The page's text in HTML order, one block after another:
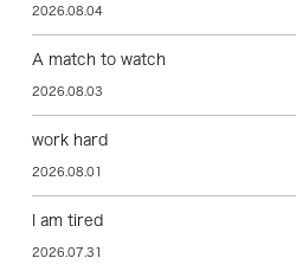
2026.08.04
A match to watch
2026.08.03
work hard
2026.08.01
I am tired
2026.07.31